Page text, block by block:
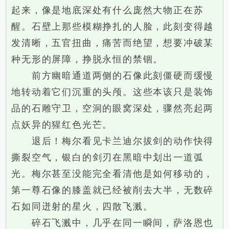
起来，像是地底深处有什么庞然大物正在苏
醒。石壁上那些模糊挣扎的人脸，此刻变得越
发清晰，五官扭曲，痛苦而绝望，想要冲破某
种无形的屏障，挣脱永恒的禁锢。
前方幽暗通道两侧的石像此刻僵硬而缓慢
地转动着它们沉重的头颅。这些本该只是装饰
品的石雕守卫，空洞的眼窝深处，骤然亮起两
点妖异的猩红色光芒。
退后！梅尔看见卡兰迪尔拔剑的动作快得
撕裂空气，银白的剑刃在黑暗中划出一道弧
光。梅尔甚至没能完全看清他是如何移动的，
第一尊石像的膝盖就已经被削去大半，无数碎
石如同迸射的星火，四散飞溅。
碎石飞溅中，几乎在同一瞬间，萨洛恩也